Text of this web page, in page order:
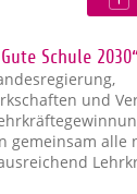
Schule
und
gemeinsam alle